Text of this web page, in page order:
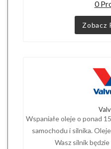
0
Zobacz
Wspaniałe oleje o ponad
samochodu i silnika.
Wasz silnik